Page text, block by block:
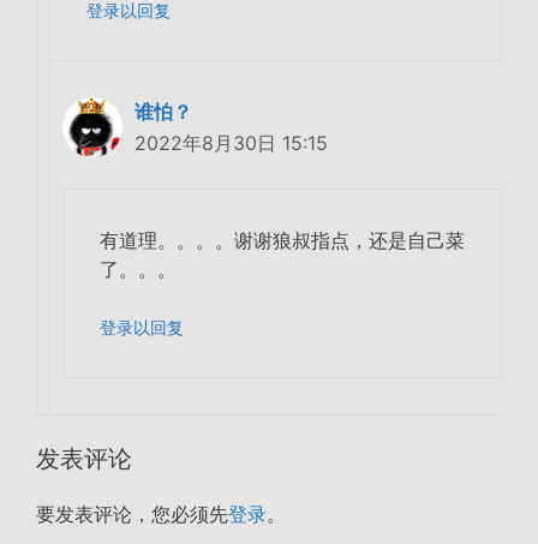
登录以回复
谁怕？
2022年8月30日 15:15
有道理。。。。谢谢狼叔指点，还是自己菜
了。。。
登录以回复
发表评论
要发表评论，您必须先登录。